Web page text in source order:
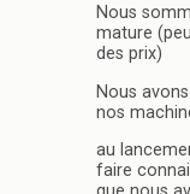
Nous
mature
des prix)
Nous
nos
au
faire